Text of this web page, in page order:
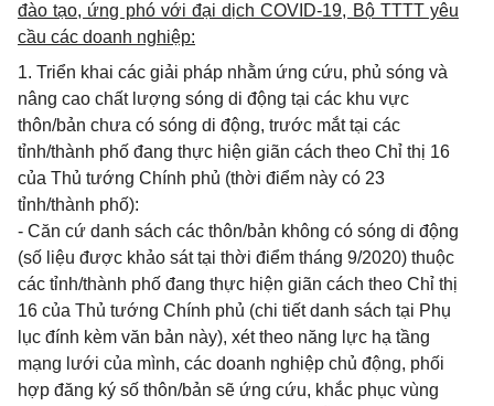
đào tạo, ứng phó với đại dịch COVID-19, Bộ TTTT yêu
cầu các doanh nghiệp:
1. Triển khai các giải pháp nhằm ứng cứu, phủ sóng và
nâng cao chất lượng sóng di động tại các khu vực
thôn/bản chưa có sóng di động, trước mắt tại các
tỉnh/thành phố đang thực hiện giãn cách theo Chỉ thị 16
của Thủ tướng Chính phủ (thời điểm này có 23
tỉnh/thành phố):
- Căn cứ danh sách các thôn/bản không có sóng di động
(số liệu được khảo sát tại thời điểm tháng 9/2020) thuộc
các tỉnh/thành phố đang thực hiện giãn cách theo Chỉ thị
16 của Thủ tướng Chính phủ (chi tiết danh sách tại Phụ
lục đính kèm văn bản này), xét theo năng lực hạ tầng
mạng lưới của mình, các doanh nghiệp chủ động, phối
hợp đăng ký số thôn/bản sẽ ứng cứu, khắc phục vùng